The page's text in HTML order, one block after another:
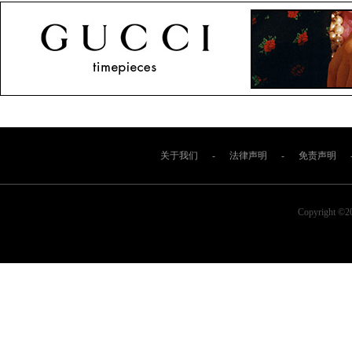
关于我们 - 法律声明 - 免责声明
Copyright